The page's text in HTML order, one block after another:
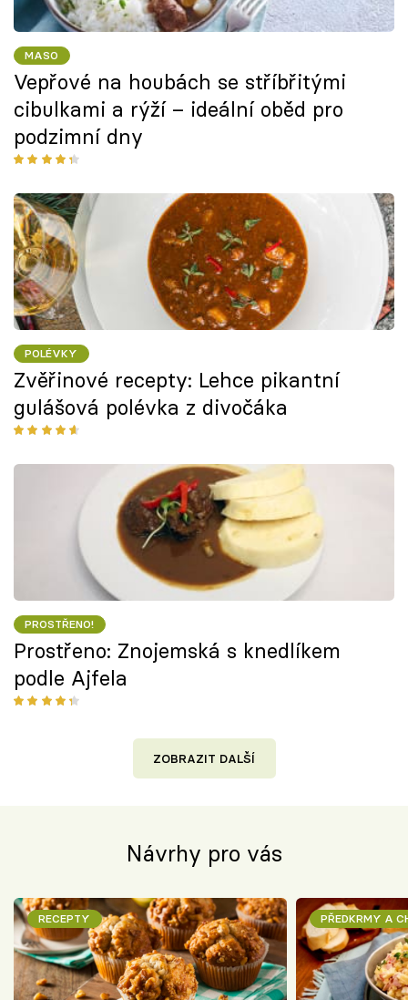
MASO
Vepřové na houbách se stříbřitými
cibulkami a rýží – ideální oběd pro
podzimní dny
POLÉVKY
Zvěřinové recepty: Lehce pikantní
gulášová polévka z divočáka
PROSTŘENO!
Prostřeno: Znojemská s knedlíkem
podle Ajfela
ZOBRAZIT DALŠÍ
Návrhy pro vás
RECEPTY PŘEDKRMY A